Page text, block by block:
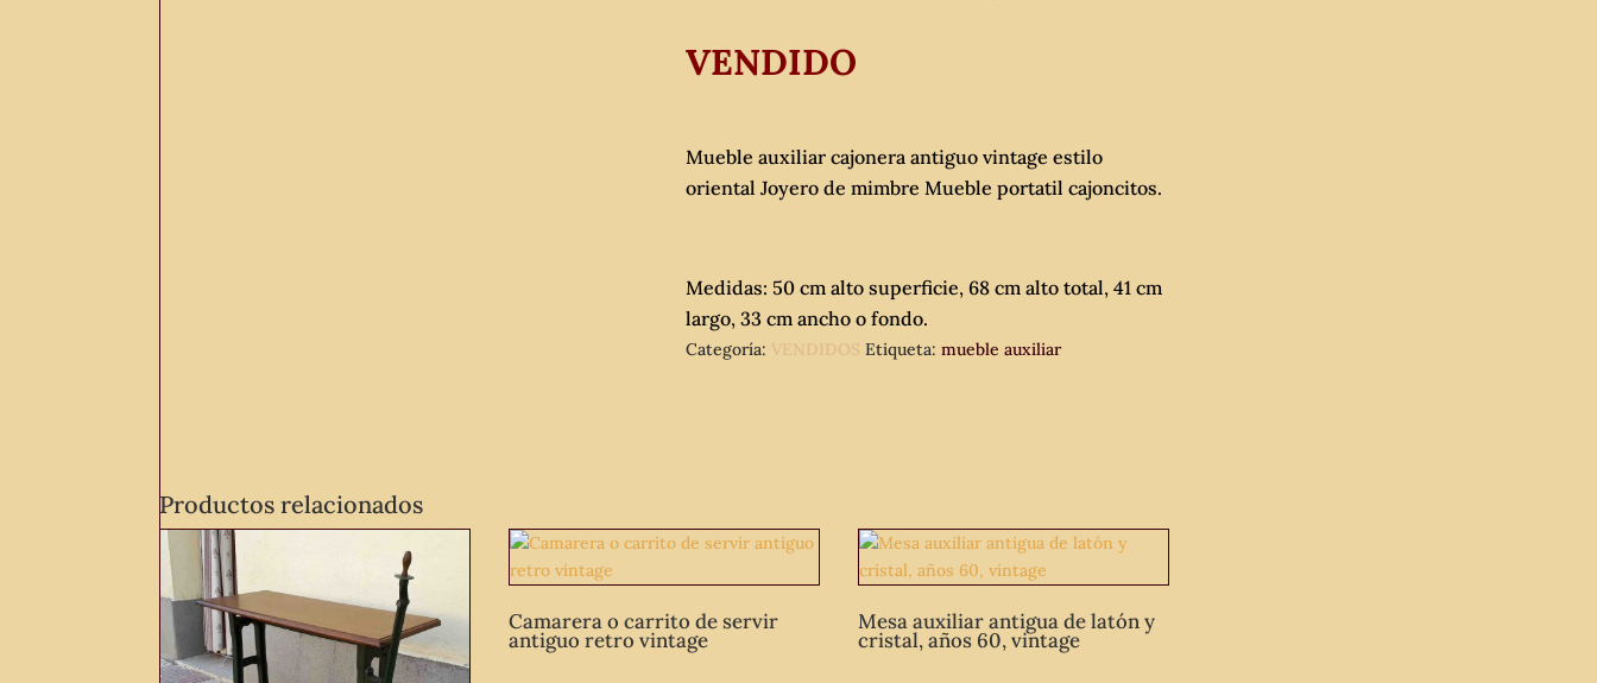
VENDIDO
Mueble auxiliar cajonera antiguo vintage estilo
oriental Joyero de mimbre Mueble portatil cajoncitos.
Medidas: 50 cm alto superficie, 68 cm alto total, 41 cm
largo, 33 cm ancho o fondo.
Categoría: VENDIDOS Etiqueta: mueble auxiliar
Productos relacionados
Camarera o carrito de servir
antiguo retro vintage
Mesa auxiliar antigua de latón y
cristal, años 60, vintage